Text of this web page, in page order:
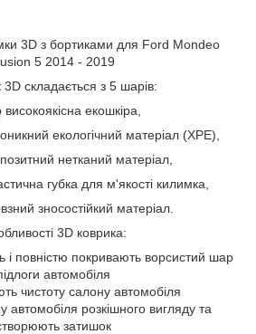
3D з бортиками для Ford Mondeo
5 2014 - 2019
складається з 5 шарів:
екошкіра,
екологічний матеріал (XPE),
нетканий матеріал,
губка для м'якості килимка,
зносостійкий матеріал.
3D коврика:
повністю покривають ворсистий шар
автомобіля
чистоту салону автомобіля
розкішного вигляду та
затишок